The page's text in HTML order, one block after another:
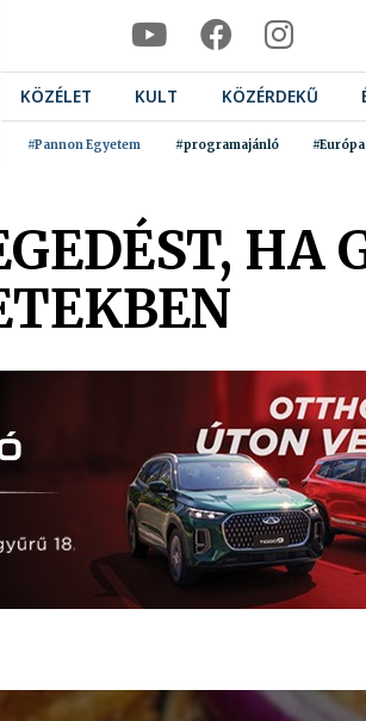
KÖZÉLET KULT KÖZÉRDEKŰ
#Pannon Egyetem #programajánló
HA